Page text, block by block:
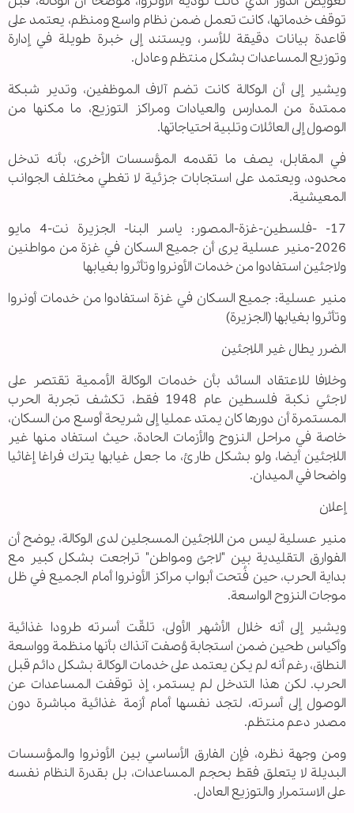
توقف خدماتها، كانت تعمل ضمن نظام واسع ومنظم، يعتمد على
قاعدة بيانات دقيقة للأسر، ويستند إلى خبرة طويلة في إدارة
وتوزيع المساعدات بشكل منتظم وعادل.
ويشير إلى أن الوكالة كانت تضم آلاف الموظفين، وتدير شبكة
ممتدة من المدارس والعيادات ومراكز التوزيع، ما مكنها من
الوصول إلى العائلات وتلبية احتياجاتها.
في المقابل، يصف ما تقدمه المؤسسات الأخرى، بأنه تدخل
محدود، ويعتمد على استجابات جزئية لا تغطي مختلف الجوانب
المعيشية.
17- -فلسطين-غزة-المصور: ياسر البنا- الجزيرة نت-4 مايو
2026-منير عسلية يرى أن جميع السكان في غزة من مواطنين
ولاجئين استفادوا من خدمات الأونروا وتأثروا بغيابها
منير عسلية: جميع السكان في غزة استفادوا من خدمات أونروا
وتأثروا بغيابها (الجزيرة)
الضرر يطال غير اللاجئين
وخلافا للاعتقاد السائد بأن خدمات الوكالة الأممية تقتصر على
لاجئي نكبة فلسطين عام 1948 فقط، تكشف تجربة الحرب
المستمرة أن دورها كان يمتد عمليا إلى شريحة أوسع من السكان،
خاصة في مراحل النزوح والأزمات الحادة، حيث استفاد منها غير
اللاجئين أيضا، ولو بشكل طارئ، ما جعل غيابها يترك فراغا إغاثيا
واضحا في الميدان.
إعلان
منير عسلية ليس من اللاجئين المسجلين لدى الوكالة، يوضح أن
الفوارق التقليدية بين "لاجئ ومواطن" تراجعت بشكل كبير مع
بداية الحرب، حين فُتحت أبواب مراكز الأونروا أمام الجميع في ظل
موجات النزوح الواسعة.
ويشير إلى أنه خلال الأشهر الأولى، تلقّت أسرته طرودا غذائية
وأكياس طحين ضمن استجابة وُصفت آنذاك بأنها منظمة وواسعة
النطاق، رغم أنه لم يكن يعتمد على خدمات الوكالة بشكل دائم قبل
الحرب. لكن هذا التدخل لم يستمر، إذ توقفت المساعدات عن
الوصول إلى أسرته، لتجد نفسها أمام أزمة غذائية مباشرة دون
مصدر دعم منتظم.
ومن وجهة نظره، فإن الفارق الأساسي بين الأونروا والمؤسسات
البديلة لا يتعلق فقط بحجم المساعدات، بل بقدرة النظام نفسه
على الاستمرار والتوزيع العادل.